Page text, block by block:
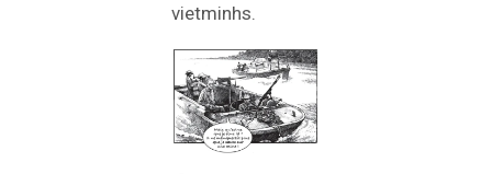
vietminhs.